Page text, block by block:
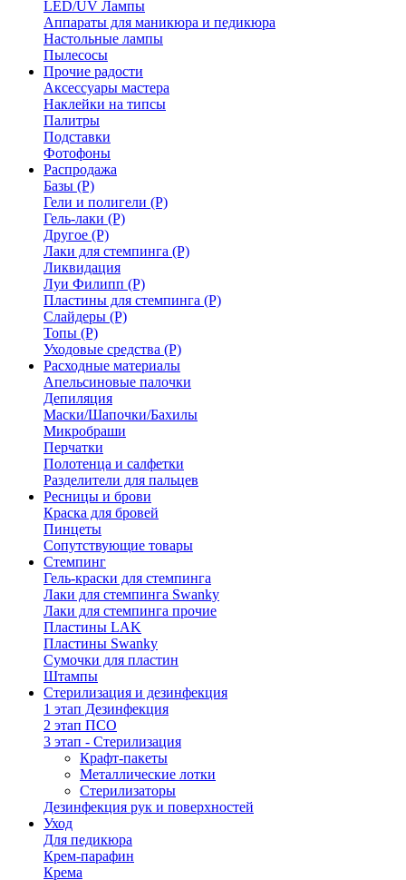
LED/UV Лампы
Аппараты для маникюра и педикюра
Настольные лампы
Пылесосы
Прочие радости
Аксессуары мастера
Наклейки на типсы
Палитры
Подставки
Фотофоны
Распродажа
Базы (Р)
Гели и полигели (Р)
Гель-лаки (Р)
Другое (Р)
Лаки для стемпинга (Р)
Ликвидация
Луи Филипп (Р)
Пластины для стемпинга (Р)
Слайдеры (Р)
Топы (Р)
Уходовые средства (Р)
Расходные материалы
Апельсиновые палочки
Депиляция
Маски/Шапочки/Бахилы
Микробраши
Перчатки
Полотенца и салфетки
Разделители для пальцев
Ресницы и брови
Краска для бровей
Пинцеты
Сопутствующие товары
Стемпинг
Гель-краски для стемпинга
Лаки для стемпинга Swanky
Лаки для стемпинга прочие
Пластины LAK
Пластины Swanky
Сумочки для пластин
Штампы
Стерилизация и дезинфекция
1 этап Дезинфекция
2 этап ПСО
3 этап - Стерилизация
Крафт-пакеты
Металлические лотки
Стерилизаторы
Дезинфекция рук и поверхностей
Уход
Для педикюра
Крем-парафин
Крема